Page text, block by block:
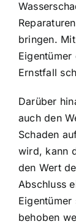
bringen.
Ernstfall
Darüber
auch den
Schaden
wird, kann
den Wert
Abschluss
Eigentümer
behoben